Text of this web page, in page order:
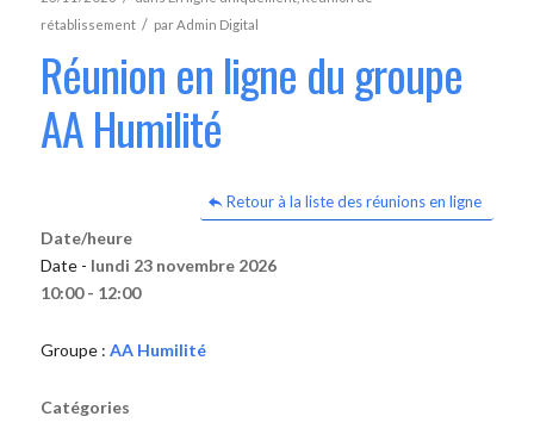
rétablissement / parAdmin Digital
Réunion en ligne du groupe
AA Humilité
Retour à la liste des réunions en ligne
Date/heure
Date - lundi 23 novembre 2026
10:00 - 12:00
Groupe : AA Humilité
Catégories